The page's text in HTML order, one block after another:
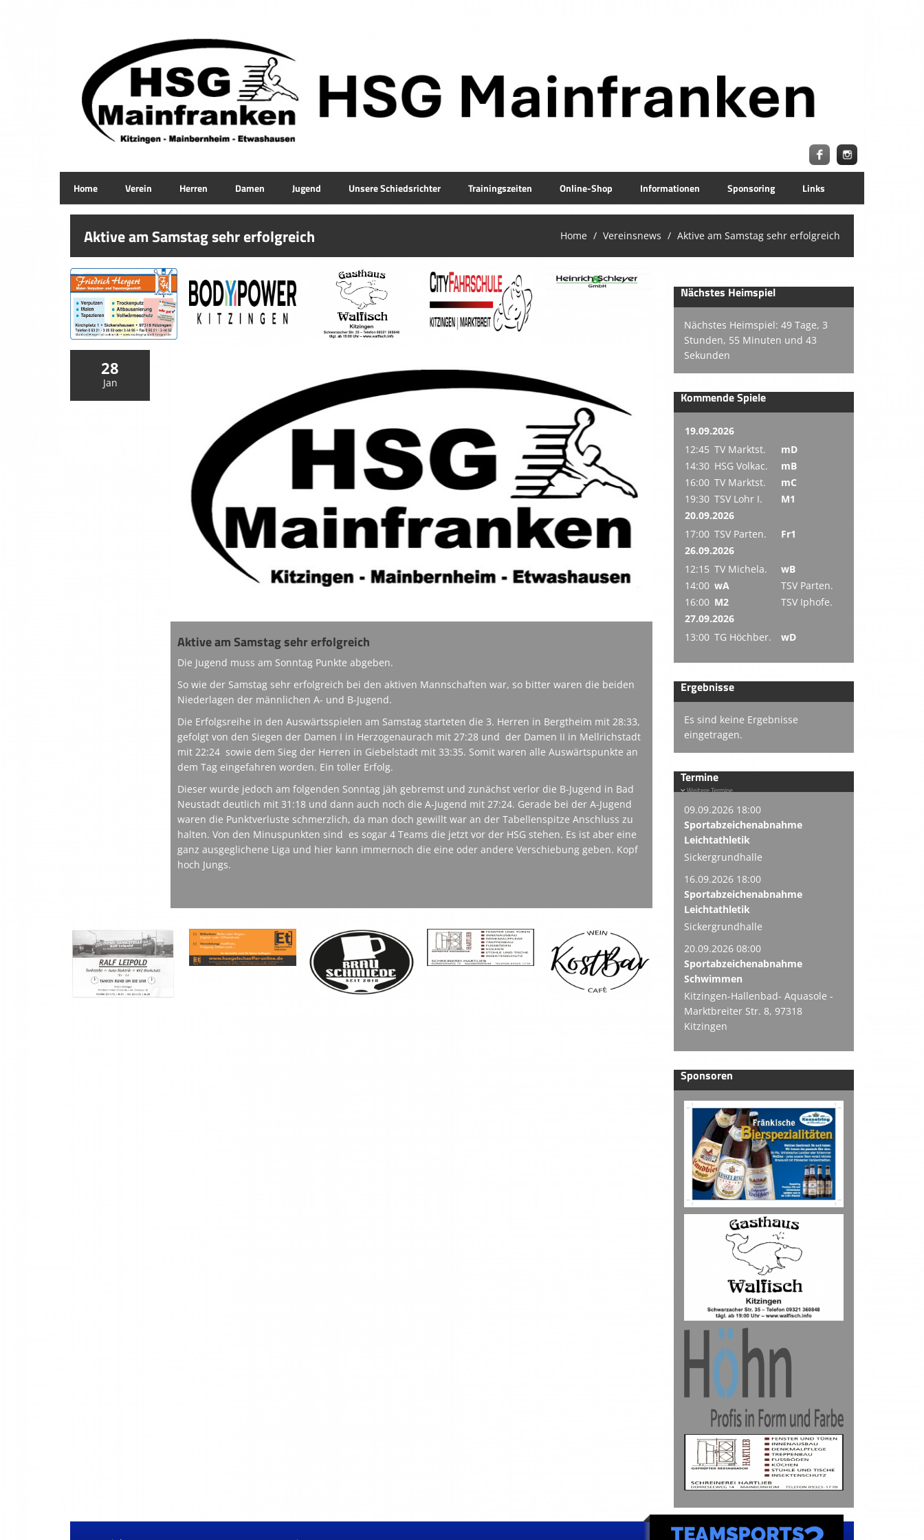
Home Verein Herren Damen Jugend Unsere Schiedsrichter Trainingszeiten Online-Shop Informationen Sponsoring Links
Aktive am Samstag sehr erfolgreich Home Vereinsnews Aktive am Samstag sehr erfolgreich
28
Jan
Aktive am Samstag sehr erfolgreich
Die Jugend muss am Sonntag Punkte abgeben.
So wie der Samstag sehr erfolgreich bei den aktiven Mannschaften war, so bitter waren die beiden
Niederlagen der männlichen A- und B-Jugend.
Die Erfolgsreihe in den Auswärtsspielen am Samstag starteten die 3. Herren in Bergtheim mit 28:33,
gefolgt von den Siegen der Damen I in Herzogenaurach mit 27:28 und der Damen II in Mellrichstadt
mit 22:24 sowie dem Sieg der Herren in Giebelstadt mit 33:35. Somit waren alle Auswärtspunkte an
dem Tag eingefahren worden. Ein toller Erfolg.
Dieser wurde jedoch am folgenden Sonntag jäh gebremst und zunächst verlor die B-Jugend in Bad
Neustadt deutlich mit 31:18 und dann auch noch die A-Jugend mit 27:24. Gerade bei der A-Jugend
waren die Punktverluste schmerzlich, da man doch gewillt war an der Tabellenspitze Anschluss zu
halten. Von den Minuspunkten sind es sogar 4 Teams die jetzt vor der HSG stehen. Es ist aber eine
ganz ausgeglichene Liga und hier kann immernoch die eine oder andere Verschiebung geben. Kopf
hoch Jungs.
Nächstes Heimspiel
Nächstes Heimspiel: 49 Tage, 3
Stunden, 55 Minuten und 42
Sekunden
Kommende Spiele
19.09.2026
12:45 TV Marktst.
mD
14:30 HSG Volkac.
mB
16:00 TV Marktst.
mC
19:30 TSV Lohr I.
M1
20.09.2026
17:00 TSV Parten.
Fr1
26.09.2026
12:15 TV Michela.
wB
14:00 wA
TSV Parten.
16:00 M2
TSV Iphofe.
27.09.2026
13:00 TG Höchber. wD
Ergebnisse
Es sind keine Ergebnisse
eingetragen.
Termine
Weitere Termine
09.09.2026 18:00
Sportabzeichenabnahme
Leichtathletik
Sickergrundhalle
16.09.2026 18:00
Sportabzeichenabnahme
Leichtathletik
Sickergrundhalle
20.09.2026 08:00
Sportabzeichenabnahme
Schwimmen
Kitzingen-Hallenbad- Aquasole -
Marktbreiter Str. 8, 97318
Kitzingen
Sponsoren